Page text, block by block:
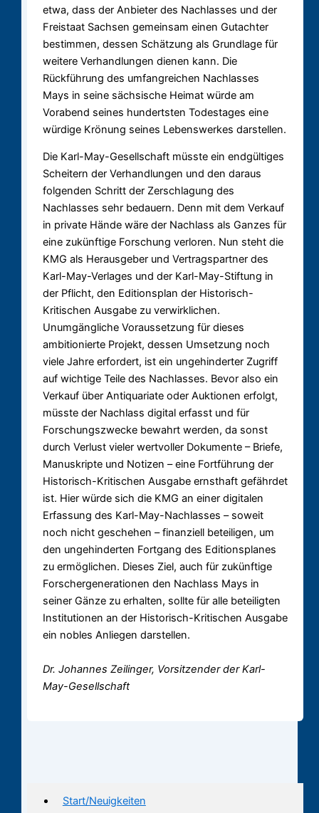
Start/Neuigkeiten
etwa, dass der Anbieter des Nachlasses und der
Freistaat Sachsen gemeinsam einen Gutachter
bestimmen, dessen Schätzung als Grundlage für
weitere Verhandlungen dienen kann. Die
Rückführung des umfangreichen Nachlasses
Mays in seine sächsische Heimat würde am
Vorabend seines hundertsten Todestages eine
würdige Krönung seines Lebenswerkes darstellen.
Die Karl-May-Gesellschaft müsste ein endgültiges
Scheitern der Verhandlungen und den daraus
folgenden Schritt der Zerschlagung des
Nachlasses sehr bedauern. Denn mit dem Verkauf
in private Hände wäre der Nachlass als Ganzes für
eine zukünftige Forschung verloren. Nun steht die
KMG als Herausgeber und Vertragspartner des
Karl-May-Verlages und der Karl-May-Stiftung in
der Pflicht, den Editionsplan der Historisch-
Kritischen Ausgabe zu verwirklichen.
Unumgängliche Voraussetzung für dieses
ambitionierte Projekt, dessen Umsetzung noch
viele Jahre erfordert, ist ein ungehinderter Zugriff
auf wichtige Teile des Nachlasses. Bevor also ein
Verkauf über Antiquariate oder Auktionen erfolgt,
müsste der Nachlass digital erfasst und für
Forschungszwecke bewahrt werden, da sonst
durch Verlust vieler wertvoller Dokumente – Briefe,
Manuskripte und Notizen – eine Fortführung der
Historisch-Kritischen Ausgabe ernsthaft gefährdet
ist. Hier würde sich die KMG an einer digitalen
Erfassung des Karl-May-Nachlasses – soweit
noch nicht geschehen – finanziell beteiligen, um
den ungehinderten Fortgang des Editionsplanes
zu ermöglichen. Dieses Ziel, auch für zukünftige
Forschergenerationen den Nachlass Mays in
seiner Gänze zu erhalten, sollte für alle beteiligten
Institutionen an der Historisch-Kritischen Ausgabe
ein nobles Anliegen darstellen.
Dr. Johannes Zeilinger, Vorsitzender der Karl-
May-Gesellschaft